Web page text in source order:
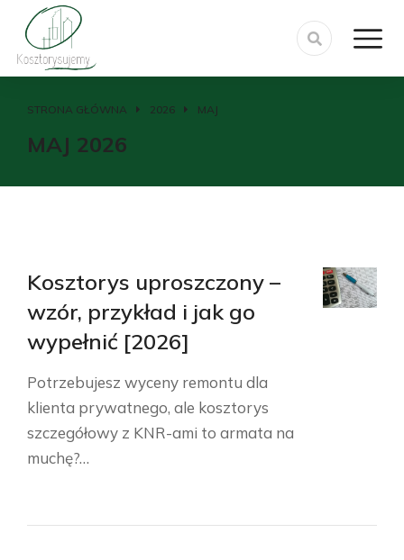
Jesteś tutaj:
STRONA GŁÓWNA 2026 MAJ
MAJ 2026
Kosztorys uproszczony –
wzór, przykład i jak go
wypełnić [2026]
Potrzebujesz wyceny remontu dla
klienta prywatnego, ale kosztorys
szczegółowy z KNR-ami to armata na
muchę?…